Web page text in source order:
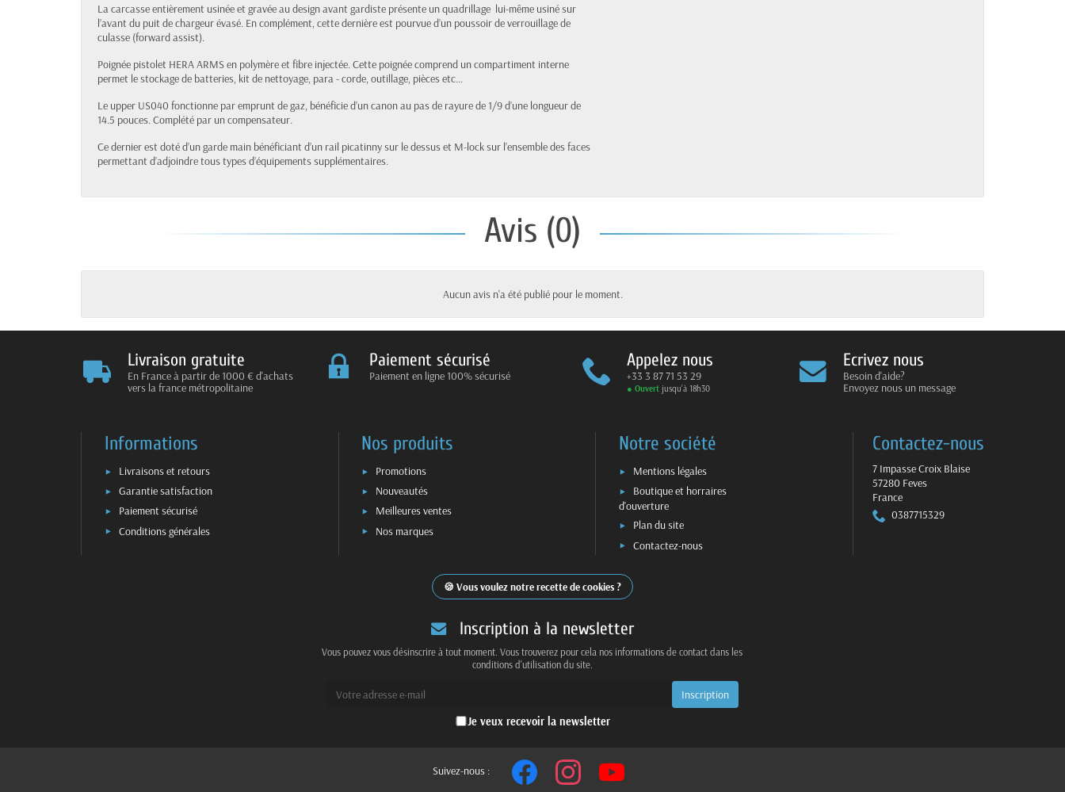
La carcasse entièrement usinée et gravée au design avant gardiste présente un quadrillage lui-même usiné sur
l’avant du puit de chargeur évasé. En complément, cette dernière est pourvue d’un poussoir de verrouillage de
culasse (forward assist).
Poignée pistolet HERA ARMSen polymère et fibre injectée. Cette poignée comprend un compartiment interne
permet le stockage de batteries, kit de nettoyage, para - corde, outillage, pièces etc...
Le upper US040 fonctionne par emprunt de gaz, bénéficie d’un canon au pas de rayure de 1/9 d’une longueur de
14.5 pouces. Complété par un compensateur.
Ce dernier est doté d’un garde main bénéficiant d’un rail picatinny sur le dessus et M-lock sur l’ensemble des faces
permettant d’adjoindre tous types d’équipements supplémentaires.
Avis (0)
Aucun avis n'a été publié pour le moment.
Livraison gratuite
En France à partir de 1000 € d'achats
vers la france métropolitaine
Paiement sécurisé
Paiement en ligne 100% sécurisé
Appelez nous
+33 3 87 71 53 29
● Ouvertjusqu’à 18h30
Ecrivez nous
Besoin d'aide?
Envoyez nous un message
Informations
Livraisons et retours
Garantie satisfaction
Paiement sécurisé
Conditions générales
Nos produits
Promotions
Nouveautés
Meilleures ventes
Nos marques
Notre société
Mentions légales
Boutique et horraires
d'ouverture
Plan du site
Contactez-nous
Contactez-nous
7 Impasse Croix Blaise
57280 Feves
France
0387715329
Vous voulez notre recette de cookies ?
Inscription à la newsletter
Vous pouvez vous désinscrire à tout moment. Vous trouverez pour cela nos informations de contact dans les
conditions d'utilisation du site.
Je veux recevoir la newsletter
Suivez-nous :